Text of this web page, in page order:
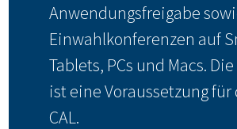
Anwendungsfreigabe
Einwahlkonferenzen auf
Tablets, PCs und Macs.
ist eine Voraussetzung
CAL.